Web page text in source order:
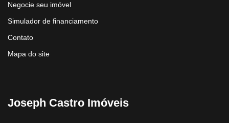
Negocie seu imóvel
Simulador de financiamento
Contato
Mapa do site
Joseph Castro Imóveis